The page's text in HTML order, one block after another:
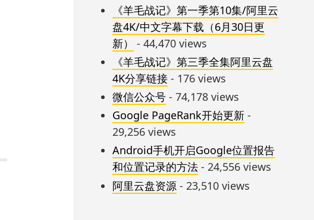
《羊毛战记》第一季第10集/阿里云
盘4K/中文字幕下载（6月30日更
新）
- 44,470 views
《羊毛战记》第三季全集阿里云盘
4K分享链接- 176 views
微信公众号- 74,178 views
Google PageRank开始更新-
29,256 views
Android手机开启Google位置报告
和位置记录的方法- 24,556 views
阿里云盘资源- 23,510 views